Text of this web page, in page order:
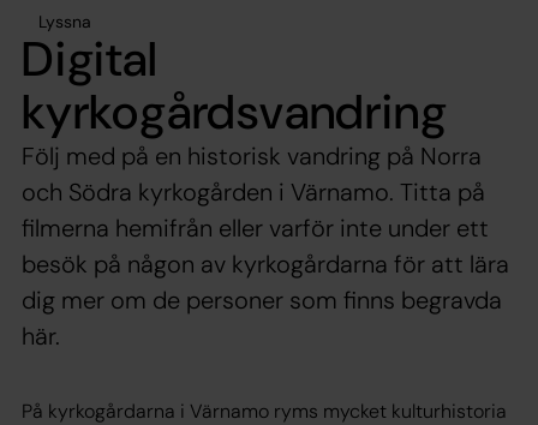
Lyssna
Digital
kyrkogårdsvandring
Följ med på en historisk vandring på Norra
och Södra kyrkogården i Värnamo. Titta på
filmerna hemifrån eller varför inte under ett
besök på någon av kyrkogårdarna för att lära
dig mer om de personer som finns begravda
här.
På kyrkogårdarna i Värnamo ryms mycket kulturhistoria